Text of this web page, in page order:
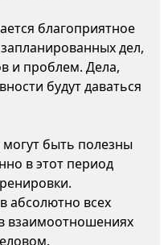
благоприятное
дел,
и проблем. Дела,
будут даваться
быть полезны
в этот период
абсолютно всех
взаимоотношениях